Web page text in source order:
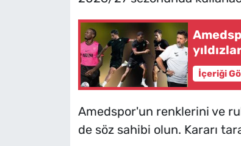
İçeriği
Amedspor'un renklerini ve
de söz sahibi olun. Kararı